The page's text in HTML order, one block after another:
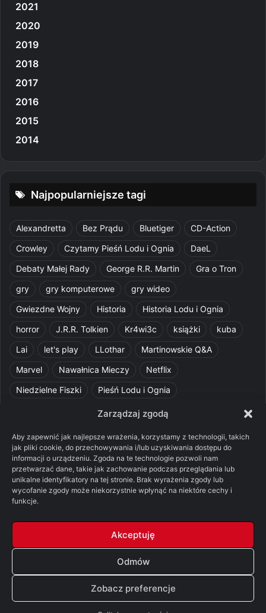
Zarządzaj zgodą
Aby zapewnić jak najlepsze wrażenia, korzystamy z technologii, takich
jak pliki cookie, do przechowywania i/lub uzyskiwania dostępu do
informacji o urządzeniu. Zgoda na te technologie pozwoli nam
przetwarzać dane, takie jak zachowanie podczas przeglądania lub
unikalne identyfikatory na tej stronie. Brak wyrażenia zgody lub
wycofanie zgody może niekorzystnie wpłynąć na niektóre cechy i
funkcje.
Akceptuję
Odmów
Zobacz preferencje
2021
2020
2019
2018
2017
2016
2015
2014
Najpopularniejsze tagi
Alexandretta Bez Prądu Bluetiger
CD-Action
Crowley
Czytamy Pieśń Lodu i Ognia
DaeL
Debaty Małej Rady
George R.R. Martin
Gra o Tron
gry
gry komputerowe
gry wideo
Gwiezdne Wojny
Historia
Historia Lodu i Ognia
horror
J.R.R. Tolkien Kr4wi3c książki
kuba
Lai
let's play LLothar
Martinowskie Q&A
Marvel
Nawałnica Mieczy
Netflix
Niedzielne Fiszki
Pieśń Lodu i Ognia
Pquelim
Pytania do maesterów
recenzja książki
Ród Smoka Silmarillion
SithFrog
Starcie Królów
Star Wars
Szalone Teorie
Tolkienowskie Q&A
Voo
Wieści z Cytadeli
© Copyright 2026, All Rights Reserved | FSGK.PL
Facebook
X YouTubeDiscord